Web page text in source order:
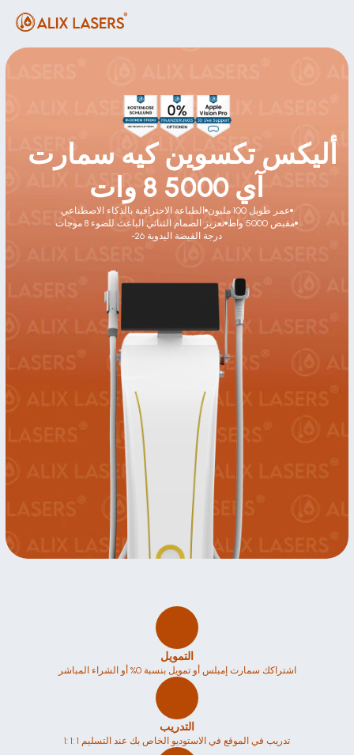
آي 5000 8 وات
الطباعة الاحترافية بالذكاء الاصطناعي
عمر طويل 100 مليون
تعزيز الصمام الثنائي الباعث للضوء 8 موجات
مقبض 5000 واط
-26 درجة القبضة اليدوية
التمويل
اشتراكك سمارت إمبلس أو تمويل بنسبة 0% أو الشراء المباشر
التدريب
1: 1: 1 تدريب في الموقع في الاستوديو الخاص بك عند التسليم